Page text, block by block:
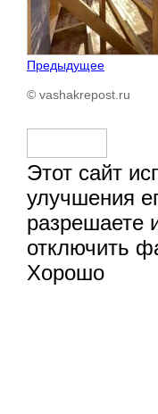
Предыдущее
© vashakrepost.ru
Этот сайт
улучшения
разрешаете
отключить
Хорошо